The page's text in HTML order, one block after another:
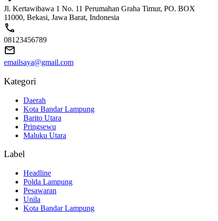
Jl. Kertawibawa 1 No. 11 Perumahan Graha Timur, PO. BOX
11000, Bekasi, Jawa Barat, Indonesia
08123456789
emailsaya@gmail.com
Kategori
Daerah
Kota Bandar Lampung
Barito Utara
Pringsewu
Maluku Utara
Label
Headline
Polda Lampung
Pesawaran
Unila
Kota Bandar Lampung